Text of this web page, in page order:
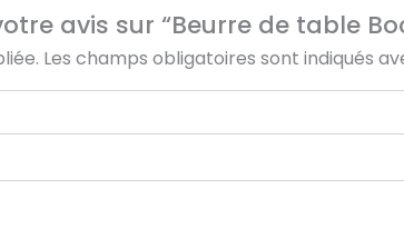
avis sur “Beurre de table
Les champs obligatoires sont indiqués